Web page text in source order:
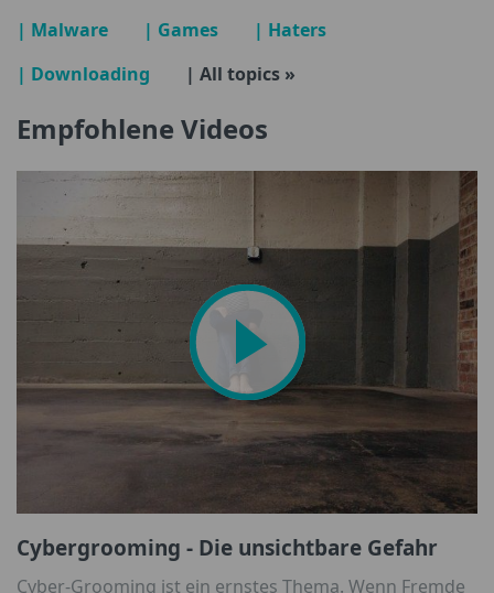
| Malware
| Games
| Haters
| Downloading
| All topics »
Empfohlene Videos
Cybergrooming - Die unsichtbare Gefahr
Cyber-Grooming ist ein ernstes Thema. Wenn Fremde